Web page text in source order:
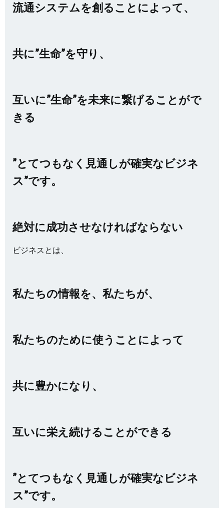
流通システムを創ることによって、
共に”生命”を守り、
互いに”生命”を未来に繋げることがで
きる
”とてつもなく見通しが確実なビジネ
ス”です。
絶対に成功させなければならない
ビジネスとは、
私たちの情報を、私たちが、
私たちのために使うことによって
共に豊かになり、
互いに栄え続けることができる
”とてつもなく見通しが確実なビジネ
ス”です。